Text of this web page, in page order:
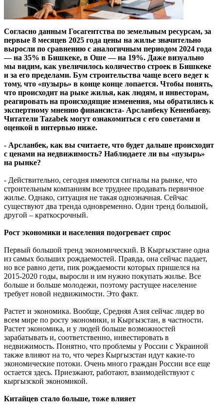
Согласно данным Госагентства по земельным ресурсам, за
первые 8 месяцев 2025 года цены на жилье значительно
выросли по сравнению с аналогичным периодом 2024 года
— на 35% в Бишкеке, в Оше — на 19%. Даже визуально
мы видим, как увеличилось количество строек в Бишкеке
и за его пределами. Бум строительства чаще всего ведет к
тому, что «пузырь» в конце конце лопается. Чтобы понять,
что происходит на рыке жилья, как людям, и инвесторам,
реагировать на происходящие изменения, мы обратились к
экспертному мнению финансиста- Арсланбеку Кененбаеву.
Читатели Tazabek могут ознакомиться с его советами и
оценкой в интервью ниже.
- Арсланбек, как вы считаете, что будет дальше происходит
с ценами на недвижимость? Наблюдаете ли вы «пузырь»
на рынке?
- Действительно, сегодня имеются сигналы на рынке, что
строительным компаниям все труднее продавать первичное
жилье. Однако, ситуация не такая однозначная. Сейчас
существуют два тренда одновременно. Один тренд большой,
другой – краткосрочный.
Рост экономики и населения подогревает спрос
Первый большой тренд экономический. В Кыргызстане одна
из самых больших рождаемостей. Правда, она сейчас падает,
но все равно дети, пик рождаемости которых пришелся на
2015-2020 годы, выросли и им нужно покупать жилье. Все
больше и больше молодежи, поэтому растущее население
требует новой недвижимости. Это факт.
Растет и экономика. Вообще, Средняя Азия сейчас лидер во
всем мире по росту экономики, и Кыргызстан, в частности.
Растет экономика, и у людей больше возможностей
зарабатывать и, соответственно, инвестировать в
недвижимость. Понятно, что проблемы у России с Украиной
также влияют на то, что через Кыргызстан идут какие-то
экономические потоки. Очень много граждан России все еще
остается здесь. Приезжают, работают, взаимодействуют с
кыргызской экономикой.
Китайцев стало больше, тоже влияет